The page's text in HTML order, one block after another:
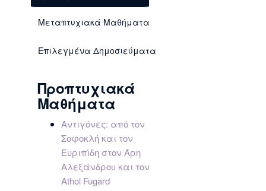
Μεταπτυχιακά Μαθήματα
Επιλεγμένα Δημοσιεύματα
Προπτυχιακά
Μαθήματα
Αντιγόνες: από τον
Σοφοκλή και τον
Ευριπίδη στον Άρη
Αλεξάνδρου και τον
Athol Fugard